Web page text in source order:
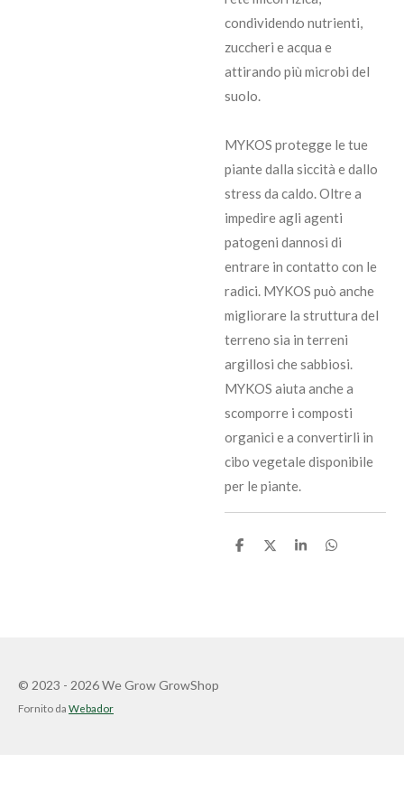
condividendo nutrienti,
zuccheri e acqua e
attirando più microbi del
suolo.
MYKOS protegge le tue
piante dalla siccità e dallo
stress da caldo. Oltre a
impedire agli agenti
patogeni dannosi di
entrare in contatto con le
radici. MYKOS può anche
migliorare la struttura del
terreno sia in terreni
argillosi che sabbiosi.
MYKOS aiuta anche a
scomporre i composti
organici e a convertirli in
cibo vegetale disponibile
per le piante.
C
C
C
C
© 2023 - 2026 We Grow GrowShop
Fornito da Webador